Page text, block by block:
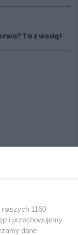
Ta z wodą!
1160
i przechowujemy
dane